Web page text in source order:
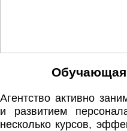
Обучающая
Агентство активно
и развитием
несколько курсов,